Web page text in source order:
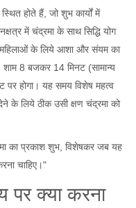
होते हैं, जो शुभ कार्यों में
में चंद्रमा के साथ सिद्धि योग
महिलाओं के लिये आशा और संयम का
शाम 8 बजकर 14 मिनट (सामान्य
होगा। यह समय विशेष महत्व
के लिये ठीक उसी क्षण चंद्रमा को
का प्रकाश शुभ, विशेषकर जब यह
चाहिए।"
पर क्या करना